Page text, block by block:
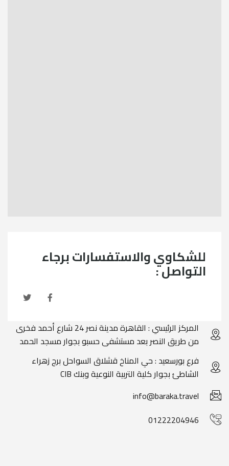
للشكاوي والاستفسارات برجاء
التواصل :
المركز الرئيسي : القاهرة مدينة نصر 24 شارع أحمد فخرى
من طريق النصر بعد مستشفى حسبو بجوار مسجد الحمد
فرع بورسعيد : حي المناخ قشلاق السواحل برج زهراء
الشاطئ بجوار كلية التربية النوعية وبنك CIB
info@baraka.travel
01222204946